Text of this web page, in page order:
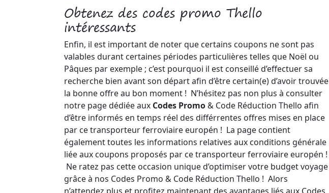
Obtenez des codes promo Thello
intéressants
Enfin, il est important de noter que certains coupons ne sont pas
valables durant certaines périodes particulières telles que Noël ou
Pâques par exemple ; c’est pourquoi il est conseillé d’effectuer sa
recherche bien avant son départ afin d’être certain(e) d’avoir trouvée
la bonne offre au bon moment ! N’hésitez pas non plus à consulter
notre page dédiée aux Codes Promo& Code Réduction Thello afin
d’être informés en temps réel des différrentes offres mises en place
par ce transporteur ferroviaire europén ! La page contient
également toutes les informations relatives aux conditions générale
liée aux coupons proposés par ce transporteur ferroviaire europén !
Ne ratez pas cette occasion unique d’optimiser votre budget voyage
grâce à nos Codes Promo & Code Réduction Thello ! Alors